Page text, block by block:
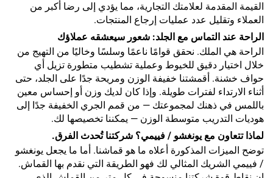
القيمة المقدمة لعلامتك التجارية، مما يؤدي إلى رضا أكبر من
العملاء وتقليل عدد عمليات إرجاع المنتجات.
الراحة عند التماس مع الجلد: شعور سيعشقه عملاؤك
الراحة هي الملك. نحقق قوامًا ناعمًا وسلسًا وخاليًا من التهيج من
خلال اختيار دقيق للخيوط وعملية تشطيب متطورة تزيل أي
حواف خشنة. أقمشتنا خفيفة الوزن ومريحة جدًا على الجلد، حتى
أثناء الارتداء لفترات طويلة. وإذا كان لديك وزن أو إحساس معين
باللمس في ذهنك لمجموعتك — من قمم الجري الخفيفة جدًا إلى
هوديات التدريب متوسطة الوزن — يمكننا تخصيصها لك.
لماذا تتعاون مع يونغشو / فييمي؟ شركتنا تُحدث الفرق.
توضح الميزات المذكورة أعلاه ما هو قماشنا. أما ما يجعل يونغشو
/ فييمي الشريك المثالي لك فهو الطريقة التي نقدم بها القماش.